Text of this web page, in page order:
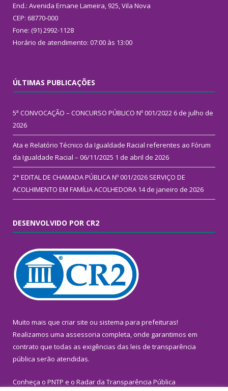
End.: Avenida Ernane Lameira, 925, Vila Nova
CEP: 68770-000
Fone: (91) 2992-1128
Horário de atendimento: 07:00 às 13:00
ÚLTIMAS PUBLICAÇÕES
5ª CONVOCAÇÃO – CONCURSO PÚBLICO Nº 001/2022 6 de julho de
2026
Ata e Relatório Técnico da Igualdade Racial referentes ao Fórum
da Igualdade Racial – 06/11/2025 1 de abril de 2026
2° EDITAL DE CHAMADA PÚBLICA Nº 001/2026 SERVIÇO DE
ACOLHIMENTO EM FAMÍLIA ACOLHEDORA 14 de janeiro de 2026
DESENVOLVIDO POR CR2
Muito mais que criar site ou sistema para prefeituras!
Realizamos uma assessoria completa, onde garantimos em
contrato que todas as exigências das leis de transparência
pública serão atendidas.
Conheça o PNTP e o Radar da Transparência Pública